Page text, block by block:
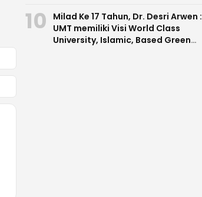
10
Milad Ke 17 Tahun, Dr. Desri Arwen :
UMT memiliki Visi World Class
University, Islamic, Based Green